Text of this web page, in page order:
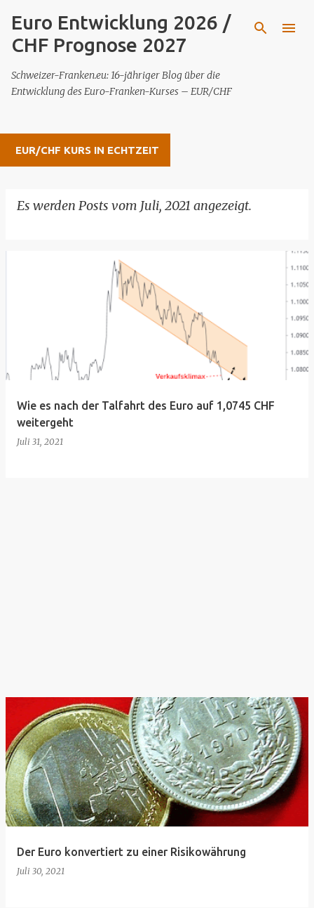
Direkt zum Hauptbereich
Euro Entwicklung 2026 /
CHF Prognose 2027
Schweizer-Franken.eu: 16-jähriger Blog über die
Entwicklung des Euro-Franken-Kurses – EUR/CHF
EUR/CHF KURS IN ECHTZEIT
Es werden Posts vom Juli, 2021 angezeigt.
Wie es nach der Talfahrt des Euro auf 1,0745 CHF
weitergeht
Juli 31, 2021
Der Euro konvertiert zu einer Risikowährung
Juli 30, 2021